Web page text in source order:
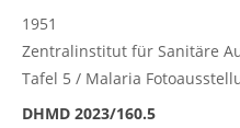
1951
Zentralinstitut für Sanitäre
Tafel 5 / Malaria
DHMD 2023/160.5